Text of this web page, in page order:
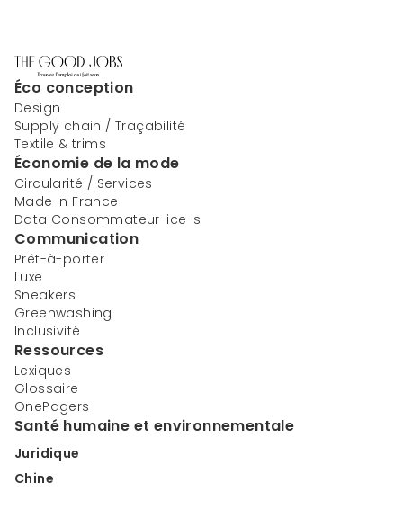
Éco conception
Design
Supply chain / Traçabilité
Textile & trims
Économie de la mode
Circularité / Services
Made in France
Data Consommateur-ice-s
Communication
Prêt-à-porter
Luxe
Sneakers
Greenwashing
Inclusivité
Ressources
Lexiques
Glossaire
OnePagers
Santé humaine et environnementale
Juridique
Chine